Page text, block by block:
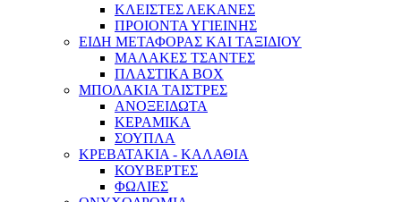
ΚΛΕΙΣΤΕΣ ΛΕΚΑΝΕΣ
ΠΡΟΙΟΝΤΑ ΥΓΙΕΙΝΗΣ
ΕΙΔΗ ΜΕΤΑΦΟΡΑΣ ΚΑΙ ΤΑΞΙΔΙΟΥ
ΜΑΛΑΚΕΣ ΤΣΑΝΤΕΣ
ΠΛΑΣΤΙΚΑ BOX
ΜΠΟΛΑΚΙΑ ΤΑΙΣΤΡΕΣ
ΑΝΟΞΕΙΔΩΤΑ
ΚΕΡΑΜΙΚΑ
ΣΟΥΠΛΑ
ΚΡΕΒΑΤΑΚΙΑ - ΚΑΛΑΘΙΑ
ΚΟΥΒΕΡΤΕΣ
ΦΩΛΙΕΣ